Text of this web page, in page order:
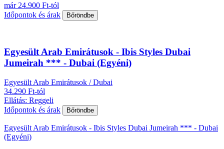
már 24.900 Ft-tól
Időpontok és árak
Bőröndbe
Egyesült Arab Emirátusok - Ibis Styles Dubai
Jumeirah *** - Dubai (Egyéni)
Egyesült Arab Emirátusok / Dubai
34.290 Ft-tól
Ellátás: Reggeli
Időpontok és árak
Bőröndbe
Egyesült Arab Emirátusok - Ibis Styles Dubai Jumeirah *** - Dubai
(Egyéni)